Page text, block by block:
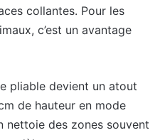
collantes. Pour les
c’est un avantage
pliable devient un atout
de hauteur en mode
nettoie des zones souvent